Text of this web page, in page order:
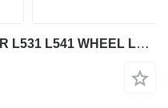
Гидронасос USED LIEBHERR L531 L541 WHEEL LOADER DRIVE PUMP для фронтального погрузчика Liebherr L 531 / L 541